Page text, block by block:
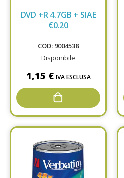
DVD +R 4.7GB + SIAE
€0.20
COD: 9004538
Disponibile
1,15 € IVA ESCLUSA